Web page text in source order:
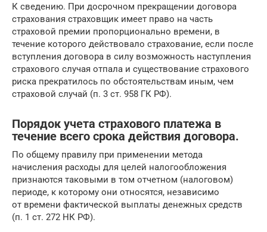
К сведению. При досрочном прекращении договора
страхования страховщик имеет право на часть
страховой премии пропорционально времени, в
течение которого действовало страхование, если после
вступления договора в силу возможность наступления
страхового случая отпала и существование страхового
риска прекратилось по обстоятельствам иным, чем
страховой случай (п. 3 ст. 958 ГК РФ).
Порядок учета страхового платежа в
течение всего срока действия договора.
По общему правилу при применении метода
начисления расходы для целей налогообложения
признаются таковыми в том отчетном (налоговом)
периоде, к которому они относятся, независимо
от времени фактической выплаты денежных средств
(п. 1 ст. 272 НК РФ).